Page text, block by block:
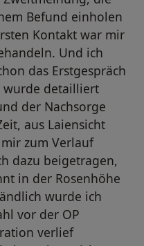
Befund einholen
Kontakt war mir
Und ich
das Erstgespräch
wurde detailliert
der Nachsorge
aus Laiensicht
zum Verlauf
dazu beigetragen,
in der Rosenhöhe
wurde ich
vor der OP
verlief